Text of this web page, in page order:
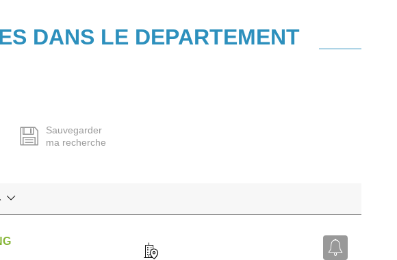
DANS LE DEPARTEMENT
Sauvegarder
ma recherche